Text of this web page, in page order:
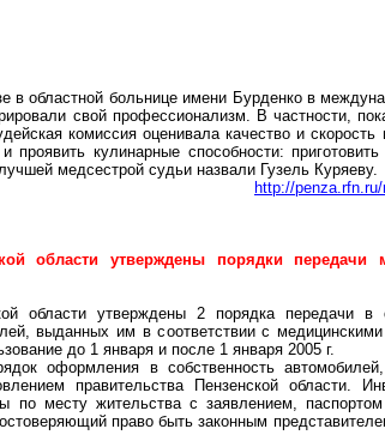
в областной больнице имени Бурденко в
свой профессионализм. В частности,
комиссия оценивала качество и
кулинарные способности:
медсестрой судьи назвали Гузель Куряеву.
http://
области утверждены порядки передачи
области утверждены 2 порядка передачи в
выданных им в соответствии с
до 1 января и после 1 января 2005 г.
оформления в собственность
правительства Пензенской области.
месту жительства с заявлением, паспортом
право быть законным